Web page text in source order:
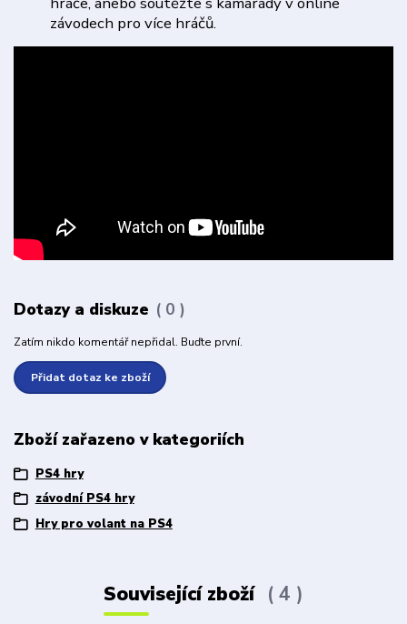
závodech pro více hráčů.
Dotazy a diskuze 0
Zatím nikdo komentář nepřidal. Buďte první.
Přidat dotaz ke zboží
Zboží zařazeno v kategoriích
PS4 hry
závodní PS4 hry
Hry pro volant na PS4
Související zboží 4